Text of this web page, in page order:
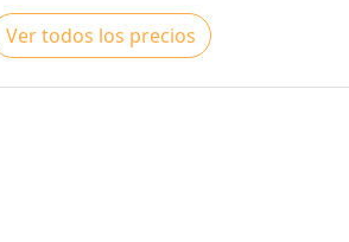
Ver todos los precios